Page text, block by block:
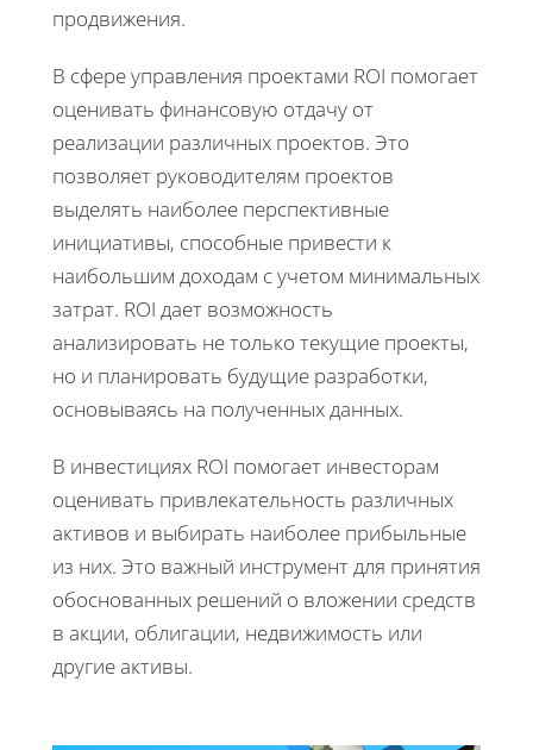
продвижения.
В сфере управления проектами ROI помогает
оценивать финансовую отдачу от
реализации различных проектов. Это
позволяет руководителям проектов
выделять наиболее перспективные
инициативы, способные привести к
наибольшим доходам с учетом минимальных
затрат. ROI дает возможность
анализировать не только текущие проекты,
но и планировать будущие разработки,
основываясь на полученных данных.
В инвестициях ROI помогает инвесторам
оценивать привлекательность различных
активов и выбирать наиболее прибыльные
из них. Это важный инструмент для принятия
обоснованных решений о вложении средств
в акции, облигации, недвижимость или
другие активы.